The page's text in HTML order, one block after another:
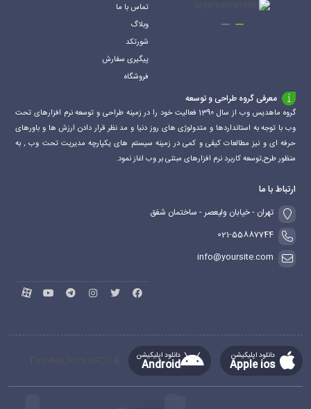
تماس با ما
وبلاگ
شورتکد
پیگیری سفارش
فروشگاه
معرفی گروه طراحی و توسعه
گروه ماهدیس وب از سال 1390 فعالیت خود را در زمینه طراحی و توسعه نرم افزارهای تحت
وب با توجه به استانداردها و متدولوژی های روز دنیا و مد نظر قرار دادن ارزش ها و باورهای
حرفه ای و نیز مطالعات کیفی و کمی در زمینه سیستم های یکپارچه مدیریت تحت وب , به
منظور طرح,توسعه کاربرد نرم افزارهای مبتنی بر وب اغاز نمود.
ارتباط با ما
تهران - خیابان ولیعصر - ساختمان شفق
021-55887744
info@yoursite.com
دانلود اپلیکیشن
Apple ios
دانلود اپلیکیشن
Android